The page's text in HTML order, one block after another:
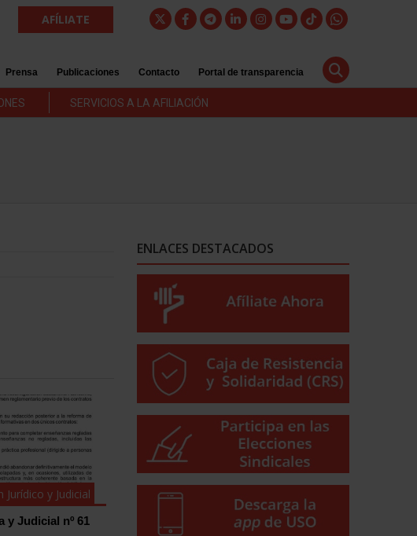
AFÍLIATE
Prensa Publicaciones Contacto Portal de transparencia
SERVICIOS A LA AFILIACIÓN
y Judicial
y Judicial nº 61
ENLACES DESTACADOS